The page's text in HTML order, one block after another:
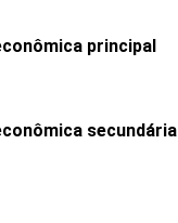
principal
secundária